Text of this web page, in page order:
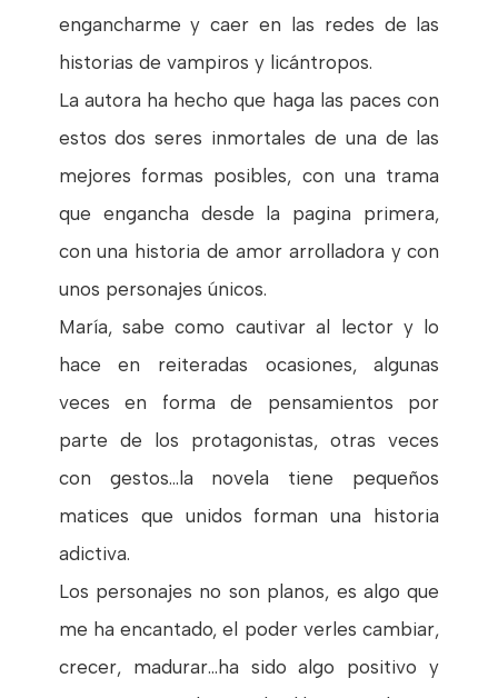
engancharme y caer en las redes de las
historias de vampiros y licántropos.
La autora ha hecho que haga las paces con
estos dos seres inmortales de una de las
mejores formas posibles, con una trama
que engancha desde la pagina primera,
con una historia de amor arrolladora y con
unos personajes únicos.
María, sabe como cautivar al lector y lo
hace en reiteradas ocasiones, algunas
veces en forma de pensamientos por
parte de los protagonistas, otras veces
con gestos...la novela tiene pequeños
matices que unidos forman una historia
adictiva.
Los personajes no son planos, es algo que
me ha encantado, el poder verles cambiar,
crecer, madurar...ha sido algo positivo y